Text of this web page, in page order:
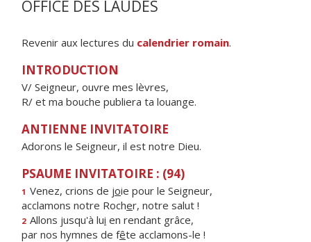
OFFICE DES LAUDES
Revenir aux lectures du calendrier romain.
INTRODUCTION
V/ Seigneur, ouvre mes lèvres,
R/ et ma bouche publiera ta louange.
ANTIENNE INVITATOIRE
Adorons le Seigneur, il est notre Dieu.
PSAUME INVITATOIRE : (94)
1 Venez, crions de joie pour le Seigneur,
acclamons notre Rocher, notre salut !
2 Allons jusqu'à lui en rendant grâce,
par nos hymnes de fête acclamons-le !